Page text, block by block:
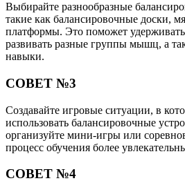
Выбирайте разнообразные
такие как балансировочные доски,
платформы. Это поможет удерживать
развивать разные группы мышц, а
навыки.
СОВЕТ №3
Создавайте игровые ситуации, в
использовать балансировочные
организуйте мини-игры или
процесс обучения более
СОВЕТ №4